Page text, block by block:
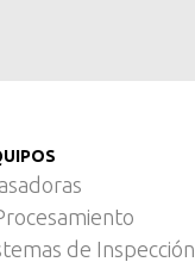
de Inspección